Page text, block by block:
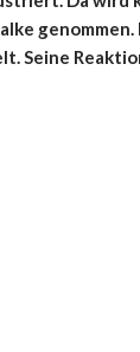
genommen.
Seine